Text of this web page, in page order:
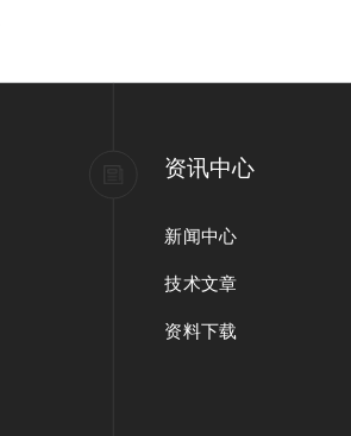
资讯中心
新闻中心
技术文章
资料下载